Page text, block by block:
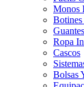
Monos
Guantes
Ropa
Cascos
Bolsas